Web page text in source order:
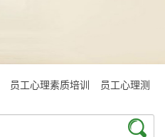
员工心理素质培训
员工心理测